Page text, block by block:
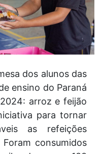
dos alunos das
ensino do Paraná
arroz e feijão
para tornar
as refeições
consumidos